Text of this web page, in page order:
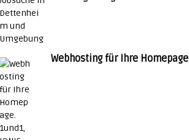
Webhosting für Ihre Homepage